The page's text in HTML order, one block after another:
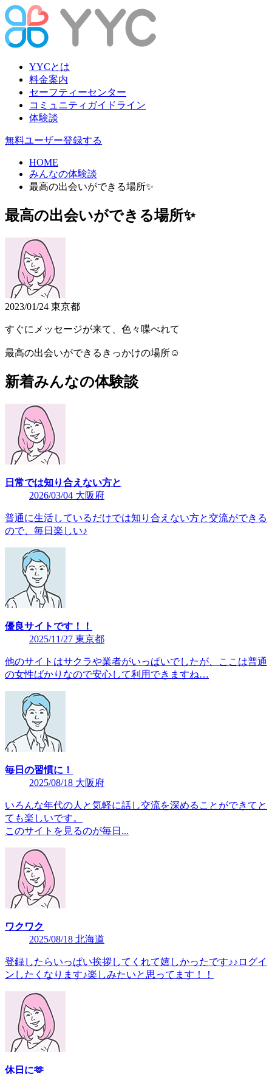
YYCとは
料金案内
セーフティーセンター
コミュニティガイドライン
体験談
無料ユーザー登録する
HOME
みんなの体験談
最高の出会いができる場所✨
最高の出会いができる場所✨
2023/01/24 東京都
すぐにメッセージが来て、色々喋べれて
最高の出会いができるきっかけの場所☺️
新着みんなの体験談
日常では知り合えない方と
2026/03/04 大阪府
普通に生活しているだけでは知り合えない方と交流ができる
ので、毎日楽しい♪
優良サイトです！！
2025/11/27 東京都
他のサイトはサクラや業者がいっぱいでしたが、ここは普通
の女性ばかりなので安心して利用できますね…
毎日の習慣に！
2025/08/18 大阪府
いろんな年代の人と気軽に話し交流を深めることができてと
ても楽しいです。
このサイトを見るのが毎日...
ワクワク
2025/08/18 北海道
登録したらいっぱい挨拶してくれて嬉しかったです♪♪ログイ
ンしたくなります♪楽しみたいと思ってます！！
休日に🫶